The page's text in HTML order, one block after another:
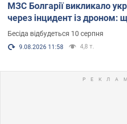
МЗС Болгарії викликало
через інцидент із дроном:
Бесіда відбудеться 10 серпня
9.08.2026 11:58 4,8 т.